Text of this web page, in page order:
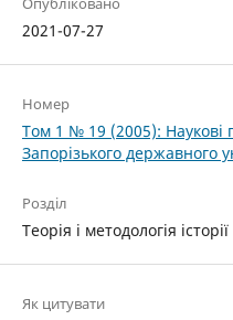
2021-07-27
Номер
Том 1 № 19 (2005): Наукові
Запорізького державного
Розділ
Теорія і методологія історії
Як цитувати